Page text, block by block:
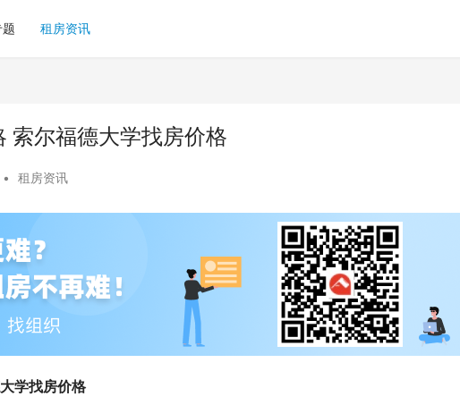
租房资讯
索尔福德大学找房价格
• 租房资讯
学找房价格